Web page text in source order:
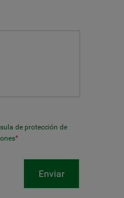
de protección de
*
Enviar